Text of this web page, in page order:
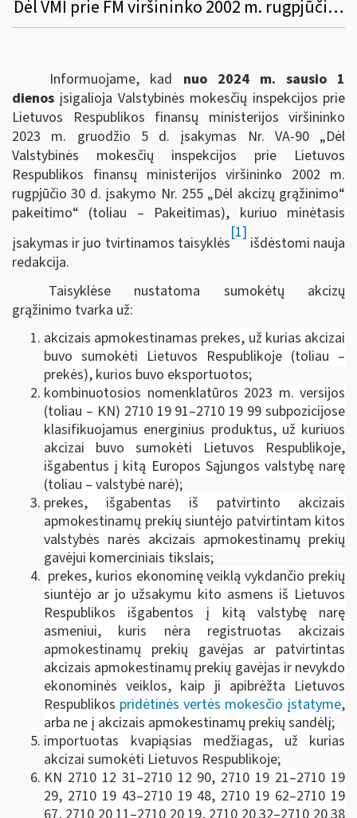
Dėl VMI prie FM viršininko 2002 m. rugpjūčio 30 d. įsakymo Nr. 255 pakeitimo
Informuojame, kad nuo 2024 m. sausio 1
dienos įsigalioja Valstybinės mokesčių inspekcijos prie
Lietuvos Respublikos finansų ministerijos viršininko
2023 m. gruodžio 5 d. įsakymas Nr. VA-90 „Dėl
Valstybinės mokesčių inspekcijos prie Lietuvos
Respublikos finansų ministerijos viršininko 2002 m.
rugpjūčio 30 d. įsakymo Nr. 255 „Dėl akcizų grąžinimo“
pakeitimo“ (toliau – Pakeitimas), kuriuo minėtasis
įsakymas ir juo tvirtinamos taisyklės
[1]
išdėstomi nauja
redakcija.
Taisyklėse nustatoma sumokėtų akcizų
grąžinimo tvarka už:
akcizais apmokestinamas prekes, už kurias akcizai
buvo sumokėti Lietuvos Respublikoje (toliau –
prekės), kurios buvo eksportuotos;
kombinuotosios nomenklatūros 2023 m. versijos
(toliau – KN) 2710 19 91‒2710 19 99 subpozicijose
klasifikuojamus energinius produktus, už kuriuos
akcizai buvo sumokėti Lietuvos Respublikoje,
išgabentus į kitą Europos Sąjungos valstybę narę
(toliau – valstybė narė);
prekes, išgabentas iš patvirtinto akcizais
apmokestinamų prekių siuntėjo patvirtintam kitos
valstybės narės akcizais apmokestinamų prekių
gavėjui komerciniais tikslais;
prekes, kurios ekonominę veiklą vykdančio prekių
siuntėjo ar jo užsakymu kito asmens iš Lietuvos
Respublikos išgabentos į kitą valstybę narę
asmeniui, kuris nėra registruotas akcizais
apmokestinamų prekių gavėjas ar patvirtintas
akcizais apmokestinamų prekių gavėjas ir nevykdo
ekonominės veiklos, kaip ji apibrėžta Lietuvos
Respublikos pridėtinės vertės mokesčio įstatyme,
arba ne į akcizais apmokestinamų prekių sandėlį;
importuotas kvapiąsias medžiagas, už kurias
akcizai sumokėti Lietuvos Respublikoje;
KN 2710 12 31–2710 12 90, 2710 19 21–2710 19
29, 2710 19 43–2710 19 48, 2710 19 62–2710 19